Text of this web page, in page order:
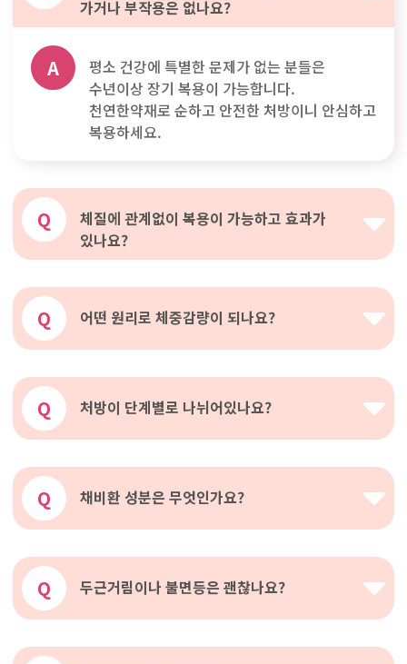
가거나 부작용은 없나요?
A
평소 건강에 특별한 문제가 없는 분들은
수년이상 장기 복용이 가능합니다.
천연한약재로 순하고 안전한 처방이니 안심하고
복용하세요.
Q
체질에 관계없이 복용이 가능하고 효과가
있나요?
Q 어떤 원리로 체중감량이 되나요?
Q 처방이 단계별로 나뉘어있나요?
Q 채비환 성분은 무엇인가요?
Q 두근거림이나 불면등은 괜찮나요?